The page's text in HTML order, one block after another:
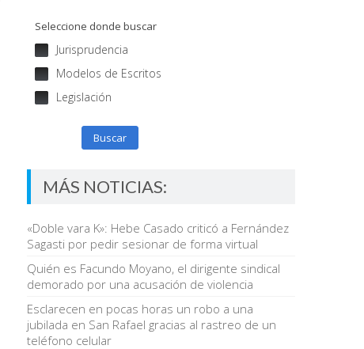
Seleccione donde buscar
Jurisprudencia
Modelos de Escritos
Legislación
Buscar
MÁS NOTICIAS:
«Doble vara K»: Hebe Casado criticó a Fernández
Sagasti por pedir sesionar de forma virtual
Quién es Facundo Moyano, el dirigente sindical
demorado por una acusación de violencia
Esclarecen en pocas horas un robo a una
jubilada en San Rafael gracias al rastreo de un
teléfono celular